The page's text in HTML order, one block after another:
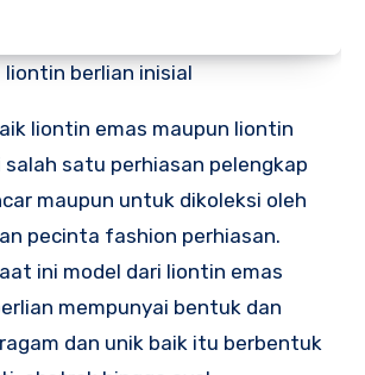
liontin berlian inisial
liontin emas maupun liontin
satu perhiasan pelengkap
maupun untuk dikoleksi oleh
pecinta fashion perhiasan.
ini model dari liontin emas
mempunyai bentuk dan
dan unik baik itu berbentuk